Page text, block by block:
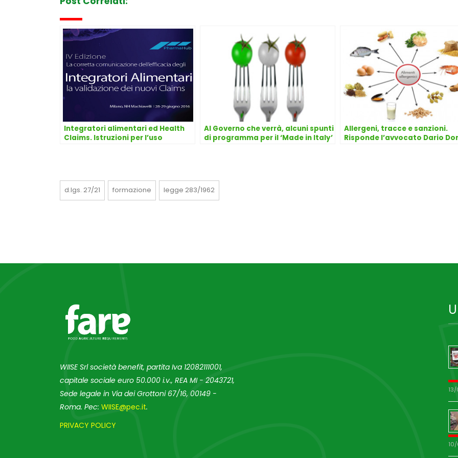
Integratori alimentari ed Health
Claims. Istruzioni per l’uso
Al Governo che verrà, alcuni spunti
di programma per il ‘Made in Italy’
Allergeni, tracce e sanzioni.
Risponde l’avvocato Dario
d.lgs. 27/21 formazione legge 283/1962
WIISE Srl società benefit, partita Iva 12082111001,
capitale sociale euro 50.000 i.v., REA MI - 2043721,
Sede legale in Via dei Grottoni 67/16, 00149 -
Roma. Pec: WIISE@pec.it.
PRIVACY POLICY